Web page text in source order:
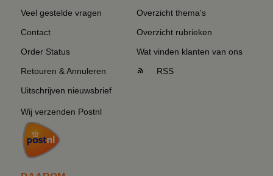
Veel gestelde vragen
Contact
Order Status
Retouren & Annuleren
Uitschrijven nieuwsbrief
Wij verzenden Postnl
Overzicht thema's
Overzicht rubrieken
Wat vinden klanten van ons
RSS